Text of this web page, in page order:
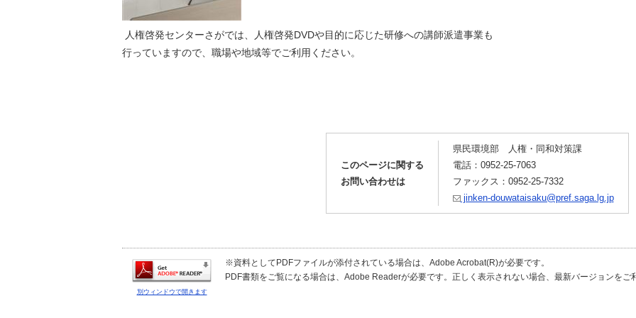
人権啓発センターさがでは、人権啓発DVDや目的に応じた研修への講師派遣事業も
行っていますので、職場や地域等でご利用ください。
このページに関する
お問い合わせは
県民環境部 人権・同和対策課
電話：0952-25-7063
ファックス：0952-25-7332
jinken-douwataisaku@pref.saga.lg.jp
別ウィンドウで開きます
※資料としてPDFファイルが添付されている場合は、Adobe Acrobat(R)が必要です。
PDF書類をご覧になる場合は、Adobe Readerが必要です。正しく表示されない場合、最新バージョンをご